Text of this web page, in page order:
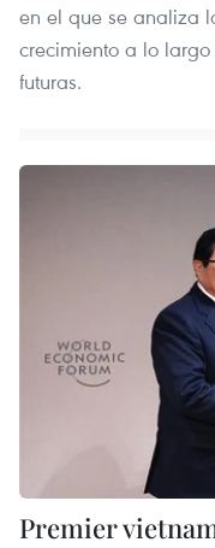
en el que se analiza
crecimiento a lo
futuras.
Premier